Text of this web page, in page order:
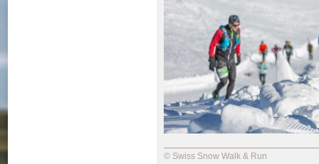
© Swiss Snow Walk & Run